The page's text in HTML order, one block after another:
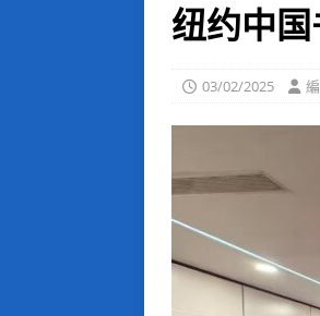
纽约中
03/02/2025